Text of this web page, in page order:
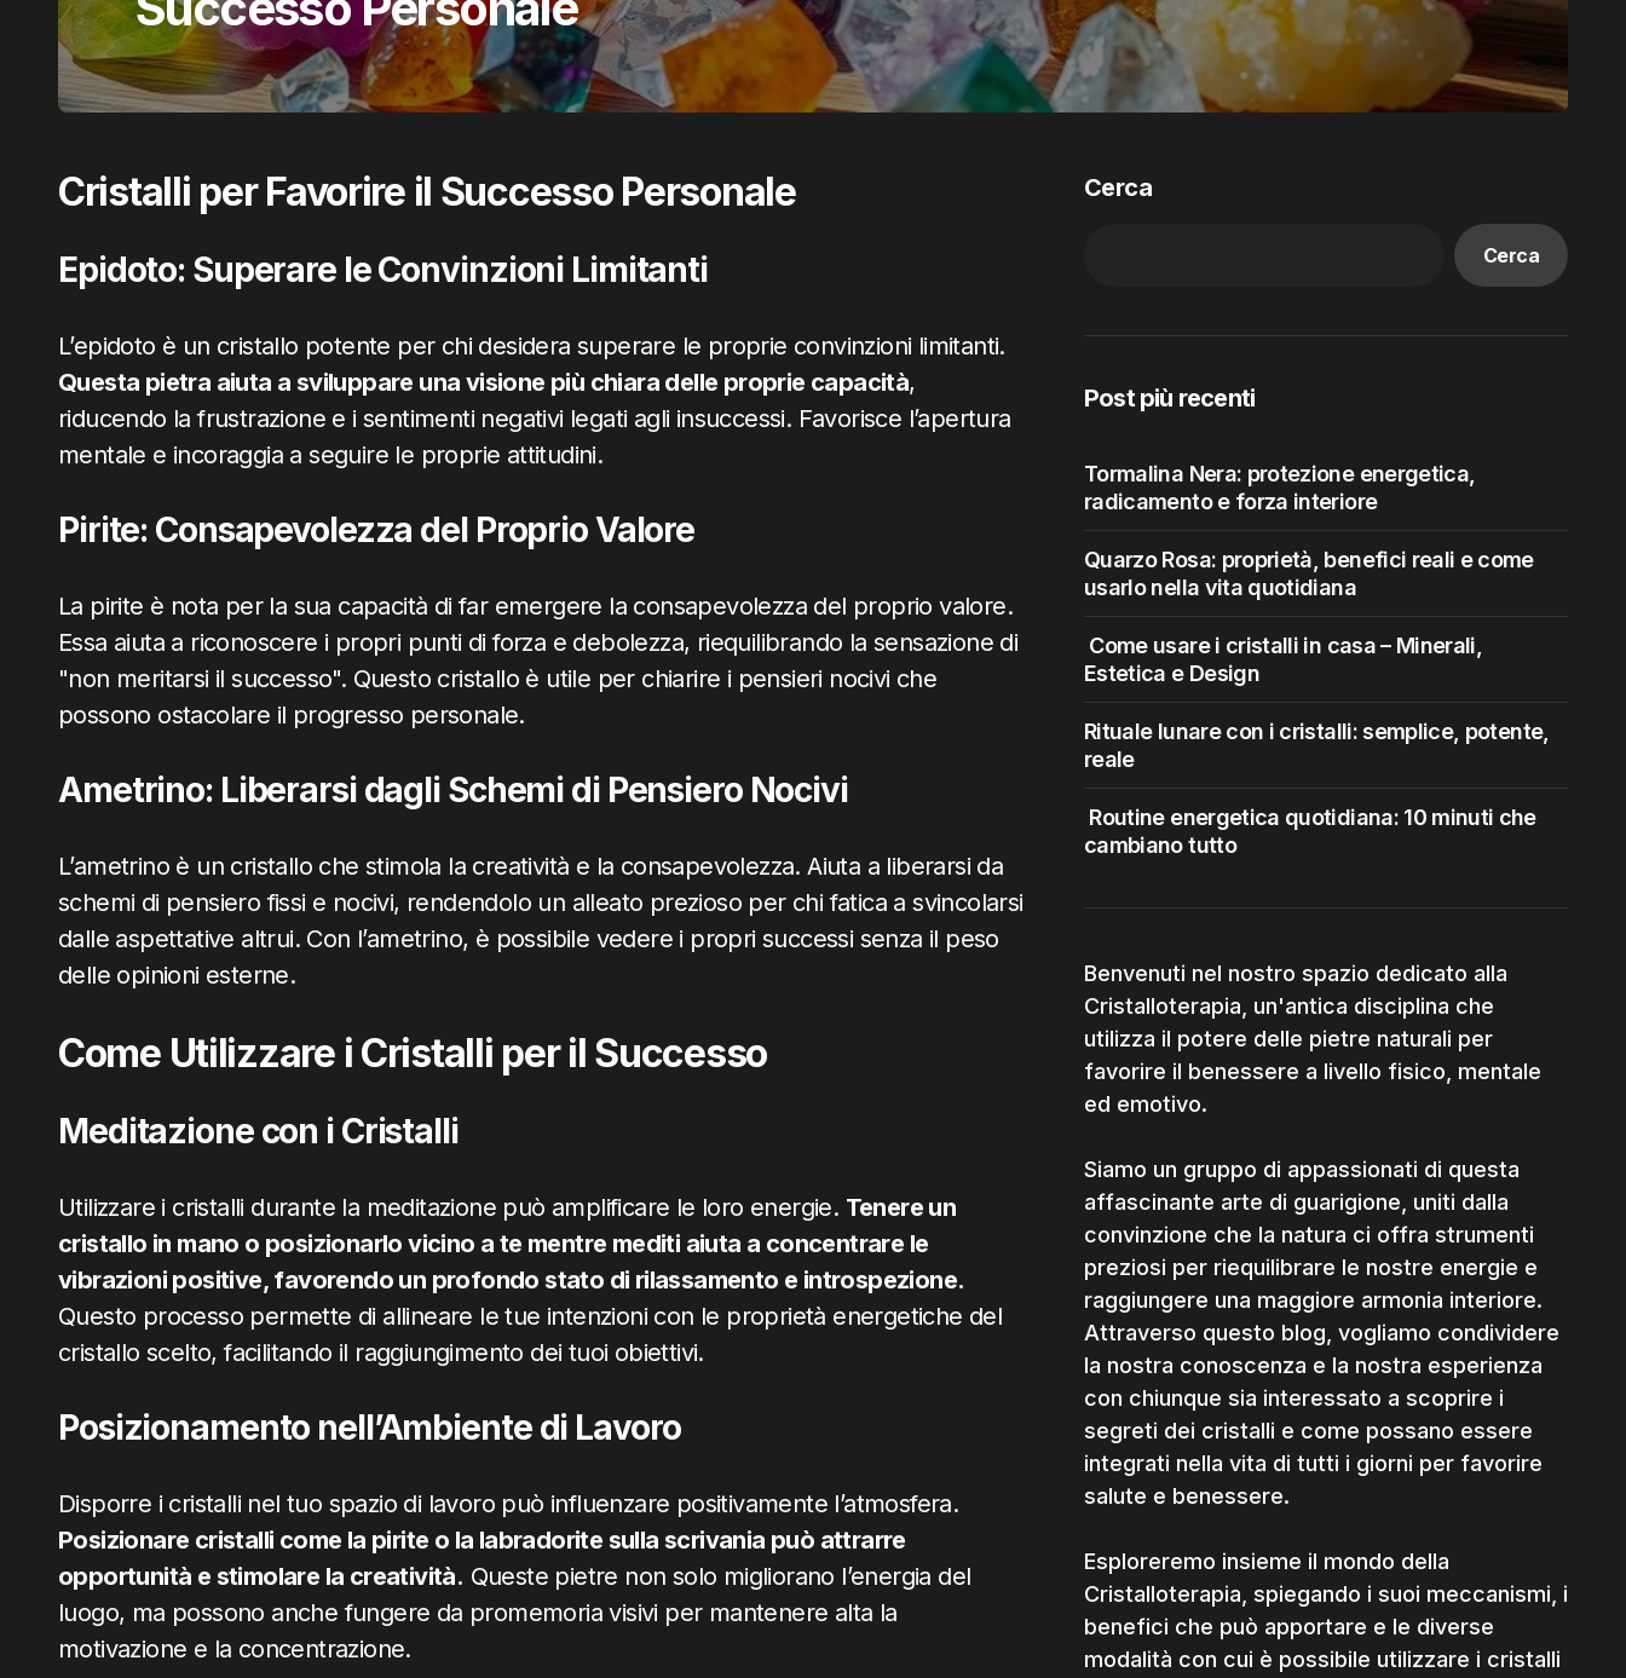
Cristalli per Favorire il Successo Personale
Epidoto: Superare le Convinzioni Limitanti
L’epidoto è un cristallo potente per chi desidera superare le proprie convinzioni limitanti.
Questa pietra aiuta a sviluppare una visione più chiara delle proprie capacità,
riducendo la frustrazione e i sentimenti negativi legati agli insuccessi. Favorisce l’apertura
mentale e incoraggia a seguire le proprie attitudini.
Pirite: Consapevolezza del Proprio Valore
La pirite è nota per la sua capacità di far emergere la consapevolezza del proprio valore.
Essa aiuta a riconoscere i propri punti di forza e debolezza, riequilibrando la sensazione di
"non meritarsi il successo". Questo cristallo è utile per chiarire i pensieri nocivi che
possono ostacolare il progresso personale.
Ametrino: Liberarsi dagli Schemi di Pensiero Nocivi
L’ametrino è un cristallo che stimola la creatività e la consapevolezza. Aiuta a liberarsi da
schemi di pensiero fissi e nocivi, rendendolo un alleato prezioso per chi fatica a svincolarsi
dalle aspettative altrui. Con l’ametrino, è possibile vedere i propri successi senza il peso
delle opinioni esterne.
Come Utilizzare i Cristalli per il Successo
Meditazione con i Cristalli
Utilizzare i cristalli durante la meditazione può amplificare le loro energie. Tenere un
cristallo in mano o posizionarlo vicino a te mentre mediti aiuta a concentrare le
vibrazioni positive, favorendo un profondo stato di rilassamento e introspezione.
Questo processo permette di allineare le tue intenzioni con le proprietà energetiche del
cristallo scelto, facilitando il raggiungimento dei tuoi obiettivi.
Posizionamento nell’Ambiente di Lavoro
Disporre i cristalli nel tuo spazio di lavoro può influenzare positivamente l’atmosfera.
Posizionare cristalli come la pirite o la labradorite sulla scrivania può attrarre
opportunità e stimolare la creatività. Queste pietre non solo migliorano l’energia del
luogo, ma possono anche fungere da promemoria visivi per mantenere alta la
motivazione e la concentrazione.
Cerca
Cerca
Post più recenti
Tormalina Nera: protezione energetica,
radicamento e forza interiore
Quarzo Rosa: proprietà, benefici reali e come
usarlo nella vita quotidiana
Come usare i cristalli in casa – Minerali,
Estetica e Design
Rituale lunare con i cristalli: semplice, potente,
reale
Routine energetica quotidiana: 10 minuti che
cambiano tutto
Benvenuti nel nostro spazio dedicato alla
Cristalloterapia, un'antica disciplina che
utilizza il potere delle pietre naturali per
favorire il benessere a livello fisico, mentale
ed emotivo.
Siamo un gruppo di appassionati di questa
affascinante arte di guarigione, uniti dalla
convinzione che la natura ci offra strumenti
preziosi per riequilibrare le nostre energie e
raggiungere una maggiore armonia interiore.
Attraverso questo blog, vogliamo condividere
la nostra conoscenza e la nostra esperienza
con chiunque sia interessato a scoprire i
segreti dei cristalli e come possano essere
integrati nella vita di tutti i giorni per favorire
salute e benessere.
Esploreremo insieme il mondo della
Cristalloterapia, spiegando i suoi meccanismi, i
benefici che può apportare e le diverse
modalità con cui è possibile utilizzare i cristalli